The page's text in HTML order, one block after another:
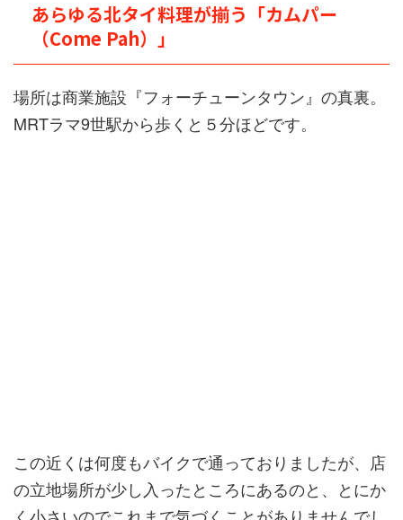
あらゆる北タイ料理が揃う「カムパー
（Come Pah）」
場所は商業施設『フォーチューンタウン』の真裏。
MRTラマ9世駅から歩くと５分ほどです。
この近くは何度もバイクで通っておりましたが、店
の立地場所が少し入ったところにあるのと、とにか